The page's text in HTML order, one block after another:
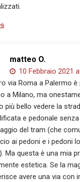
matteo O.
10 Febbraio 2021
via Roma a Palermo
a Milano, ma
più bello vedere la
e pedonale
del tram (che
ai pedoni e i pedoni
Ma questa è una mia
estetica. Se la
avere una via con